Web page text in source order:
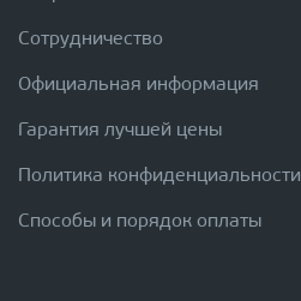
Сотрудничество
Официальная информация
Гарантия лучшей цены
Политика конфиденциальности
Способы и порядок оплаты